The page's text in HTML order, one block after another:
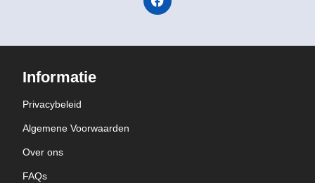
Informatie
Privacybeleid
Algemene Voorwaarden
Over ons
FAQs